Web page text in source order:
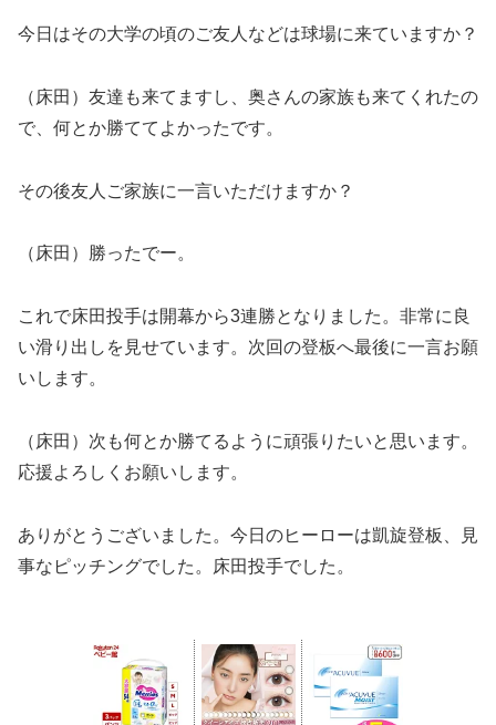
今日はその大学の頃のご友人などは球場に来ていますか？
（床田）友達も来てますし、奥さんの家族も来てくれたの
で、何とか勝ててよかったです。
その後友人ご家族に一言いただけますか？
（床田）勝ったでー。
これで床田投手は開幕から3連勝となりました。非常に良
い滑り出しを見せています。次回の登板へ最後に一言お願
いします。
（床田）次も何とか勝てるように頑張りたいと思います。
応援よろしくお願いします。
ありがとうございました。今日のヒーローは凱旋登板、見
事なピッチングでした。床田投手でした。